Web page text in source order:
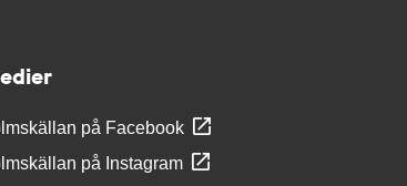
på Facebook
på Instagram